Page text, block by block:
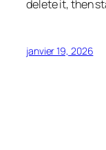
delete it, then
janvier 19, 2026